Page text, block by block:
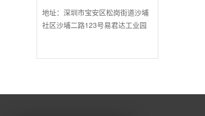
地址：深圳市宝安区松岗街道沙埔
社区沙埔二路123号易君达工业园